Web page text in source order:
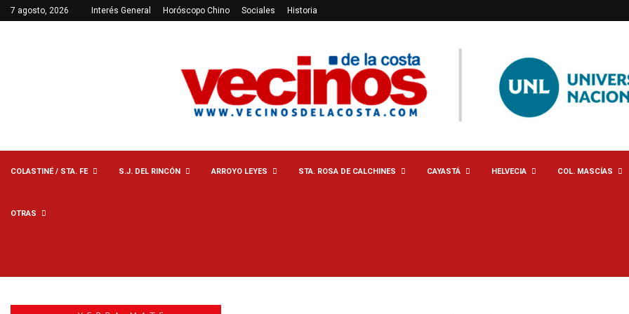
7 agosto, 2026 Interés General Horóscopo Chino Sociales Historia
COLASTINÉ / STA. FE S.J. DEL RINCÓN ARROYO LEYES STA. ROSA DE CALCHINES CAYASTÁ HELVECIA COL. MASCÍAS
OTRAS